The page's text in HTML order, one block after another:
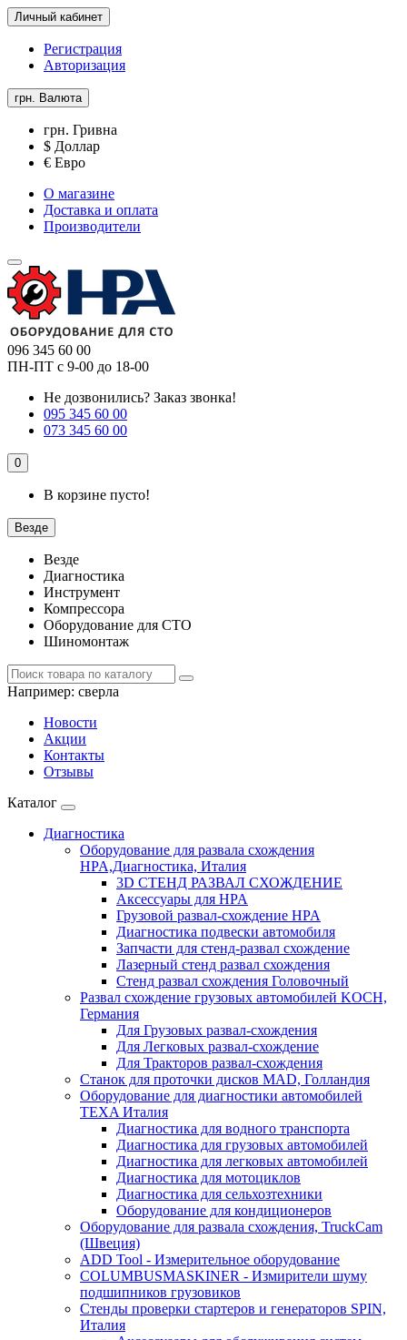
Личный кабинет
Регистрация
Авторизация
грн. Валюта
грн. Гривна
$ Доллар
€ Евро
О магазине
Доставка и оплата
Производители
096 345 60 00
ПН-ПТ с 9-00 до 18-00
Не дозвонились? Заказ звонка!
095 345 60 00
073 345 60 00
0
В корзине пусто!
Везде
Везде
Диагностика
Инструмент
Компрессора
Оборудование для СТО
Шиномонтаж
Например: сверла
Новости
Акции
Контакты
Отзывы
Каталог
Диагностика
Оборудование для развала схождения
HPA,Диагностика, Италия
3D СТЕНД РАЗВАЛ СХОЖДЕНИЕ
Аксессуары для HPA
Грузовой развал-схождение HPA
Диагностика подвески автомобиля
Запчасти для стенд-развал схождение
Лазерный стенд развал схождения
Стенд развал схождения Головочный
Развал схождение грузовых автомобилей KOCH,
Германия
Для Грузовых развал-схождения
Для Легковых развал-схождение
Для Тракторов развал-схождения
Станок для проточки дисков MAD, Голландия
Оборудование для диагностики автомобилей
TEXA Италия
Диагностика для водного транспорта
Диагностика для грузовых автомобилей
Диагностика для легковых автомобилей
Диагностика для мотоциклов
Диагностика для сельхозтехники
Оборудование для кондиционеров
Оборудование для развала схождения, TruckCam
(Швеция)
ADD Tool - Измерительное оборудование
COLUMBUSMASKINER - Измирители шуму
подшипников грузовиков
Стенды проверки стартеров и генераторов SPIN,
Италия